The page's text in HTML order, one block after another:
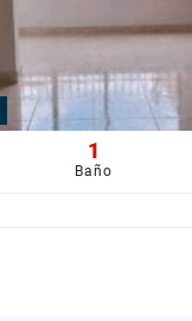
1
Baño